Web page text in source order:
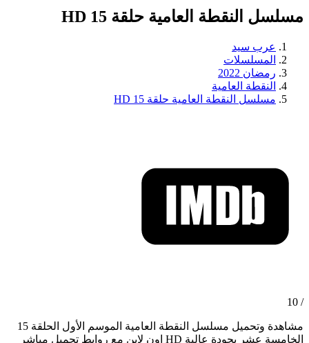
مسلسل النقطة العامية حلقة 15 HD
عرب سيد
المسلسلات
رمضان 2022
النقطة العامية
مسلسل النقطة العامية حلقة 15 HD
/ 10
مشاهدة وتحميل مسلسل النقطة العامية الموسم الأول الحلقة 15
الخامسة عشر بجودة عالية HD اون لاين مع روابط تحميل مباشر